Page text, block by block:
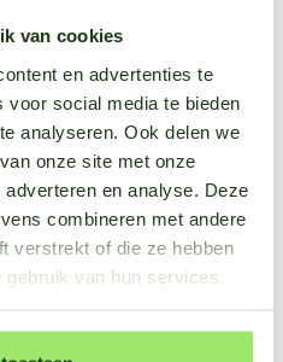
van cookies
en advertenties te
voor social media te bieden
analyseren. Ook delen we
onze site met onze
en analyse. Deze
combineren met andere
verstrekt of die ze hebben
van hun services.